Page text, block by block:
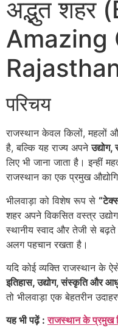
अद्भुत शहर
Amazing
परिचय
राजस्थान केवल किलों, महलों और
है, बल्कि यह राज्य अपने
लिए भी जाना जाता है। इन्हीं
राजस्थान का एक प्रमुख
भीलवाड़ा को विशेष रूप से
शहर अपने विकसित वस्त्र
स्थानीय स्वाद और तेजी से
अलग पहचान रखता है।
यदि कोई व्यक्ति राजस्थान के
इतिहास, उद्योग, संस्कृति और
तो भीलवाड़ा एक बेहतरीन
यह भी पढ़ें :राजस्थान के